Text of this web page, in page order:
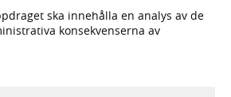
ska innehålla en analys av de
konsekvenserna av